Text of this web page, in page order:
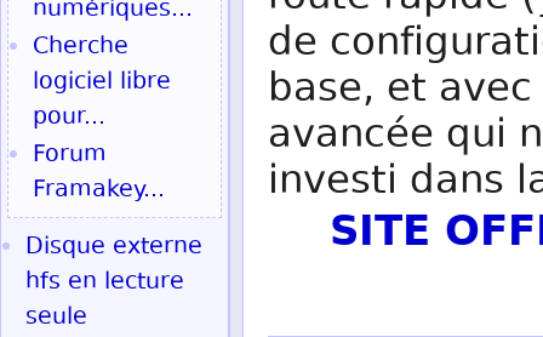
de
base, et
avancée qui
investi dans
SITE
numériques...
Cherche
logiciel libre
pour...
Forum
Framakey...
Disque externe
hfs en lecture
seule